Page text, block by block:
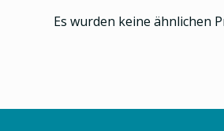
Es wurden keine ähnlichen